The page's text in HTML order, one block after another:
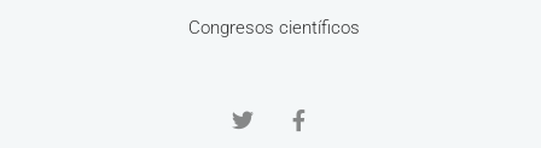
Congresos científicos